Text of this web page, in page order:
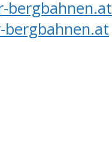
bergbahnen.at